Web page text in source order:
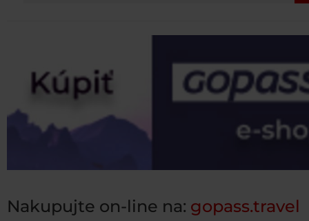
Nakupujte on-line na: gopass.travel